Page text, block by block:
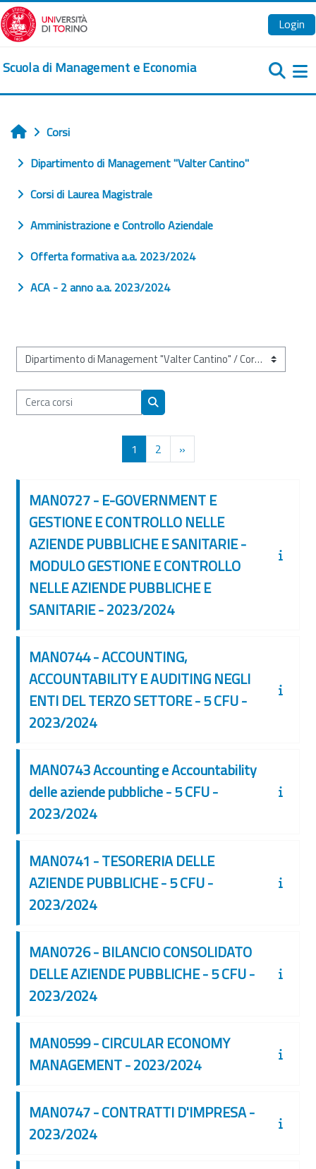
Vai al contenuto principale
Login
Scuola di Management e Economia
Home
Corsi
Dipartimento di Management "Valter Cantino"
Corsi di Laurea Magistrale
Amministrazione e Controllo Aziendale
Offerta formativa a.a. 2023/2024
ACA - 2 anno a.a. 2023/2024
Categorie di corso
Cerca corsi
Cerca corsi
1 Pagina 1
2 Pagina 2
»Pagina successiva
MAN0727 - E-GOVERNMENT E
GESTIONE E CONTROLLO NELLE
AZIENDE PUBBLICHE E SANITARIE -
MODULO GESTIONE E CONTROLLO
NELLE AZIENDE PUBBLICHE E
SANITARIE - 2023/2024
MAN0744 - ACCOUNTING,
ACCOUNTABILITY E AUDITING NEGLI
ENTI DEL TERZO SETTORE - 5 CFU -
2023/2024
MAN0743 Accounting e Accountability
delle aziende pubbliche - 5 CFU -
2023/2024
MAN0741 - TESORERIA DELLE
AZIENDE PUBBLICHE - 5 CFU -
2023/2024
MAN0726 - BILANCIO CONSOLIDATO
DELLE AZIENDE PUBBLICHE - 5 CFU -
2023/2024
MAN0599 - CIRCULAR ECONOMY
MANAGEMENT - 2023/2024
MAN0747 - CONTRATTI D'IMPRESA -
2023/2024